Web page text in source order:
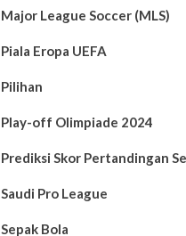
Major League Soccer (MLS)
Piala Eropa UEFA
Pilihan
Play-off Olimpiade 2024
Prediksi Skor Pertandingan
Saudi Pro League
Sepak Bola